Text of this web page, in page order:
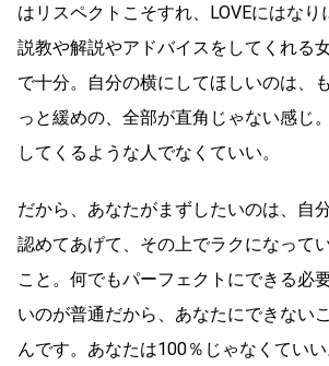
はリスペクトこそすれ、LOVEにはな
説教や解説やアドバイスをしてくれる
で十分。自分の横にしてほしいのは、
っと緩めの、全部が直角じゃない感じ
してくるような人でなくていい。
だから、あなたがまずしたいのは、自
認めてあげて、その上でラクになって
こと。何でもパーフェクトにできる必
いのが普通だから、あなたにできない
んです。あなたは100％じゃなくてい